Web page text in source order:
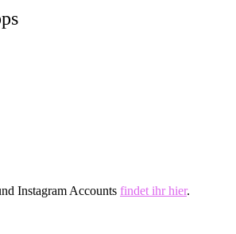
Instagram Accounts findet ihr hier.